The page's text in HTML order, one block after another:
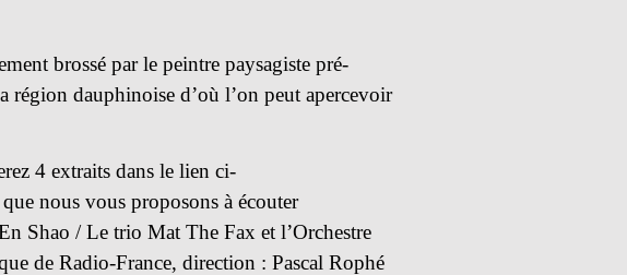
brossé par le peintre paysagiste pré-
région dauphinoise d’où l’on peut apercevoir
4 extraits dans le lien ci-
que nous vous proposons à écouter
Shao / Le trio Mat The Fax et l’Orchestre
de Radio-France, direction : Pascal Rophé